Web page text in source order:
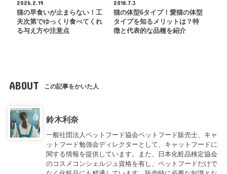
2026.2.19
猫の早食いが止まらない！工
夫次第でゆっくり食べてくれ
る与え方や注意点
2018.7.3
猫の体型6タイプ！愛猫の体型
タイプを知るメリットは？特
徴と代表的な品種を紹介
ABOUT この記事をかいた人
鈴木利奈
一般社団法人ペットフード協会ペットフード販売士、キャ
ットフード勉強会ディレクターとして、キャットフードに
関する情報を提供しています。また、日本化粧品検定協会
のコスメコンシェルジュ資格を有し、ペットフードだけで